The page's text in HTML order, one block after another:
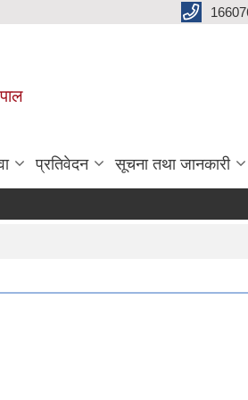
प्रतिवेदन सूचना तथा जानकारी